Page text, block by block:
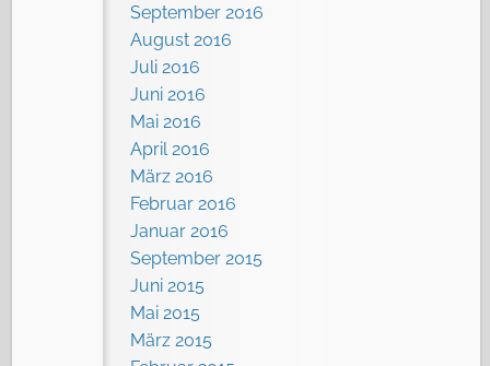
September 2016
August 2016
Juli 2016
Juni 2016
Mai 2016
April 2016
März 2016
Februar 2016
Januar 2016
September 2015
Juni 2015
Mai 2015
März 2015